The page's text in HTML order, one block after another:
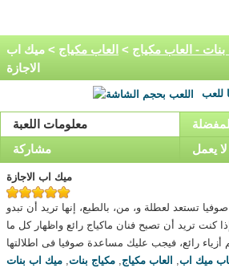
بنات - العاب مكياج > العاب مكياج > ميك اب
الاجازة
معلومات اللعبة
مشاركة
يعمل
ميك اب الاجازة
تستعد لعطلة و، من، بالطبع، إنها تريد أن تبدو
كنت تريد أن تصبح فنان ماكياج رائع واظهار كل ما
رائع، فيجب عليك مساعدة صوفيا فى اطلالتها
ميك اب, العاب مكياج, مكياج بنات, ميك اب بنات